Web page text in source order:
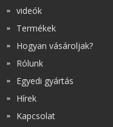
videók
Termékek
Hogyan vásároljak?
Rólunk
Egyedi gyártás
Hírek
Kapcsolat